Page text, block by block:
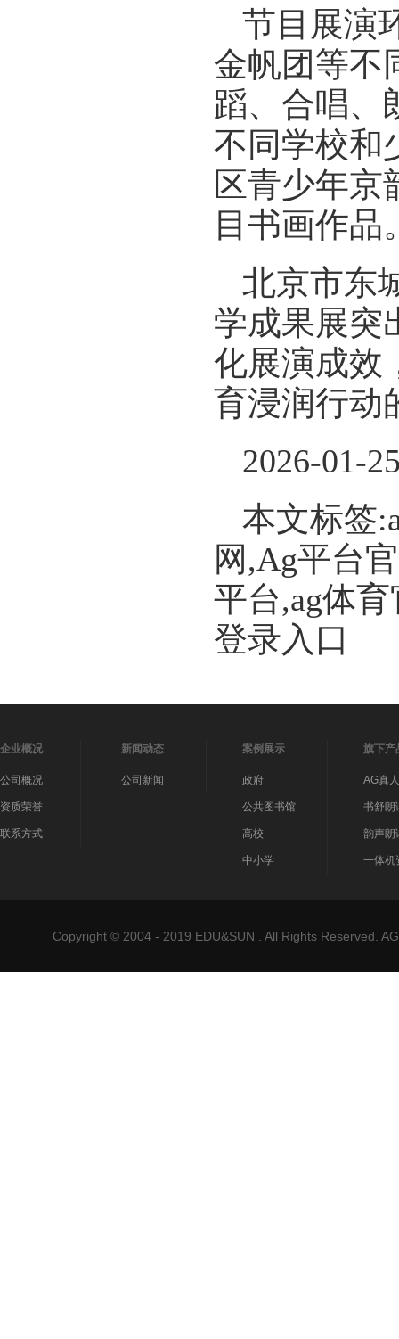
节目展演
金帆团等不
蹈、合唱、
不同学校和
区青少年京
目书画作品
北京市东
学成果展突
化展演成效
育浸润行动
2026-01-
本文标签
网,Ag平台
平台,ag体
登录入口
企业概况
公司概况
资质荣誉
联系方式
新闻动态
公司新闻
案例展示
政府
公共图书馆
高校
中小学
旗下产
AG真
书舒朗
韵声朗
一体机
Copyright © 2004 - 2019 EDU&SUN . All Rights Reserved.